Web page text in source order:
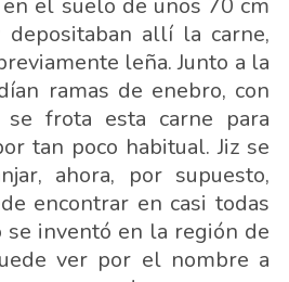
el suelo de unos 70 cm
allí la carne,
leña. Junto a la
ramas de enebro, con
frota esta carne para
tan poco habitual. Jiz se
ahora, por supuesto,
encontrar en casi todas
se inventó en la región de
ver por el nombre a